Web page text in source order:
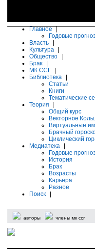
Главное
Годовые
Власть
Культура
Общество
Брак
МК ССГ
Библиотека
Статьи
Книги
Тематические
Теория
Общий курс
Векторное
Виртуальные
Брачный
Циклический
Медиатека
Годовые
История
Брак
Возрасты
Карьера
Разное
Поиск
авторы члены мк ссг